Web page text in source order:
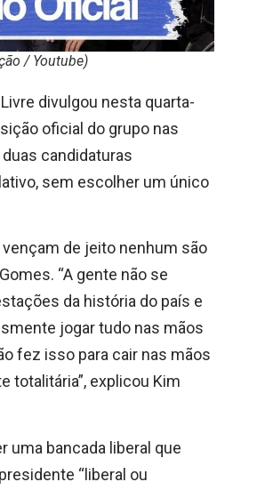
/ Youtube)
divulgou nesta quarta-
oficial do grupo nas
candidaturas
sem escolher um único
de jeito nenhum são
“A gente não se
da história do país e
jogar tudo nas mãos
fez isso para cair nas mãos
totalitária”, explicou Kim
uma bancada liberal que
“liberal ou